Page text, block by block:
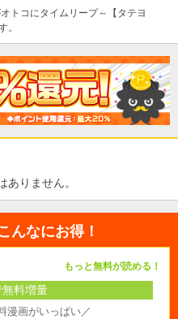
トコにタイムリープ～【タテヨ
。
ありません。
んなにお得！
もっと無料が読める！
料増量
漫画がいっぱい／